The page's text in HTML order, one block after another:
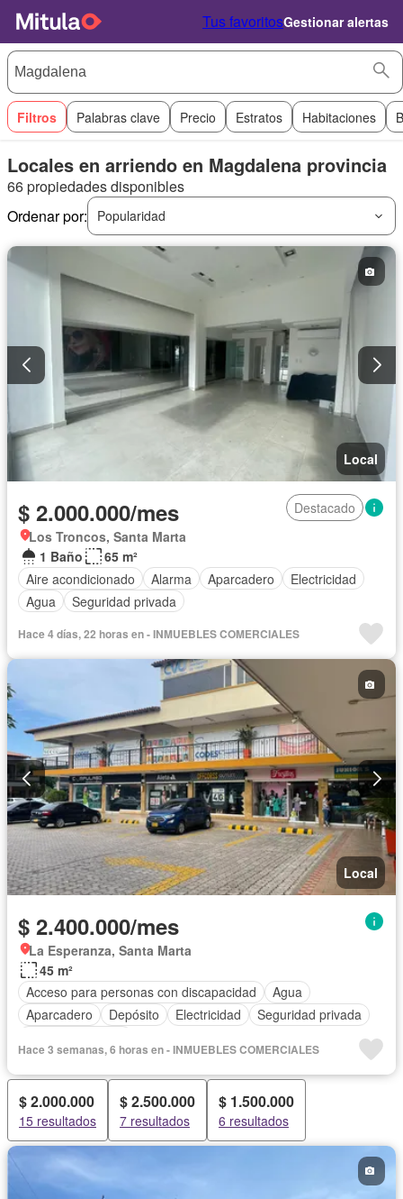
Tus favoritosGestionar alertas
Filtros Palabras clave Precio Estratos Habitaciones
Locales en arriendo en Magdalena provincia
66 propiedades disponibles
Ordenar por:
Popularidad
Local
$ 2.000.000/mes
Destacado
Los Troncos, Santa Marta
1 Baño
65 m²
Aire acondicionado
Alarma Aparcadero
Electricidad
Agua
Seguridad privada
Hace 4 días, 22 horas en - INMUEBLES COMERCIALES
Local
$ 2.400.000/mes
La Esperanza, Santa Marta
45 m²
Acceso para personas con discapacidad
Agua
Aparcadero
Depósito Electricidad
Seguridad privada
Hace 3 semanas, 6 horas en - INMUEBLES COMERCIALES
$ 2.000.000
15 resultados
$ 2.500.000
7 resultados
$ 1.500.000
6 resultados